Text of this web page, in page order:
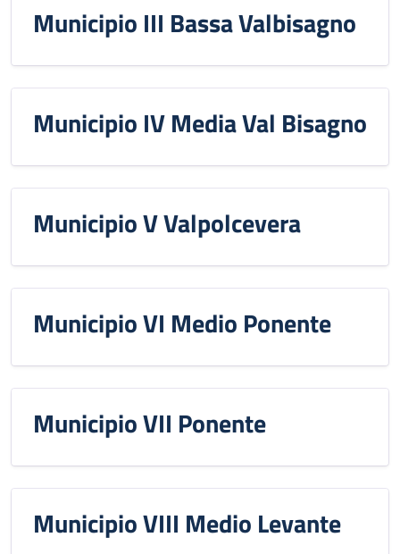
Municipio III Bassa Valbisagno
Municipio IV Media Val Bisagno
Municipio V Valpolcevera
Municipio VI Medio Ponente
Municipio VII Ponente
Municipio VIII Medio Levante